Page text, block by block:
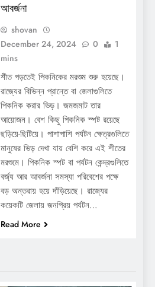
আবর্জনা
shovan
December 24, 2024
0
1
mins
শীত পড়তেই পিকনিকের মরশুম শুরু হয়েছে।
রাজ্যের বিভিন্ন প্রান্তে বা জেলাগুলিতে
পিকনিক করার ভিড়। জমজমাট তার
আয়োজন। বেশ কিছু পিকনিক স্পট রয়েছে
ছড়িয়ে-ছিটিয়ে। পাশাপাশি পর্যটন ক্ষেত্রগুলিতে
মানুষের ভিড় দেখা যায় বেশি করে এই শীতের
মরশুমে। পিকনিক স্পট বা পর্যটন কেন্দ্রগুলিতে
বর্জ্য আর আবর্জনা সমস্যা পরিবেশের পক্ষে
বড় অন্তরায় হয়ে দাঁড়িয়েছে। রাজ্যের
কয়েকটি জেলায় জনপ্রিয় পর্যটন…
Read More